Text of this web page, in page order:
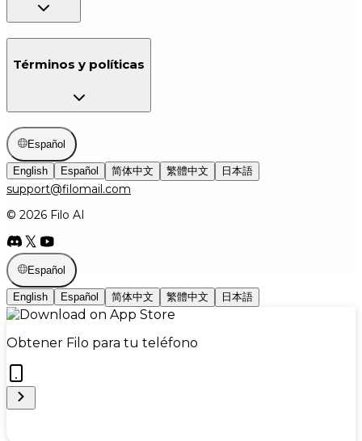
Términos y políticas
Español
English Español 简体中文 繁體中文 日本語
support@filomail.com
© 2026 Filo AI
Español
English Español 简体中文 繁體中文 日本語
Obtener Filo para tu teléfono